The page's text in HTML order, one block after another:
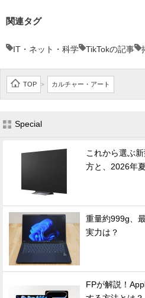
関連タグ
IT・ネット・科学 TikTokの記事
TOP > カルチャー・アート
Special
これから選ぶ
方と、2026年
重量約999g、
実力は？
FPが解説！